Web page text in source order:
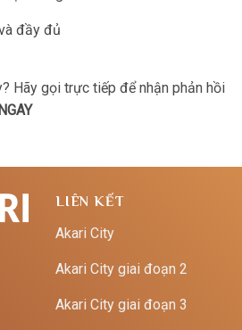
đầy đủ
Hãy gọi trực tiếp để nhận phản hồi
LIÊN KẾT
Akari City
Akari City giai đoạn 2
Akari City giai đoạn 3